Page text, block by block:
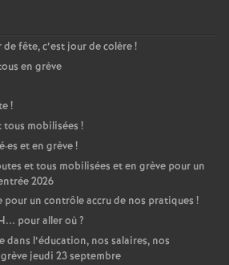
de fête, c’est jour de colère!
en grève
!
tous mobilisées !
·es et en grève!
et tous mobilisées et en grève pour un
2026
pour un contrôle accru de nos pratiques !
pour aller où?
dans l’éducation, nos salaires, nos
jeudi 23 septembre